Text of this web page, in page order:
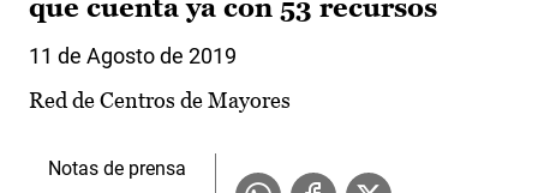
que cuenta ya con 53 recursos
11 de Agosto de 2019
Red de Centros de Mayores
Notas de prensa